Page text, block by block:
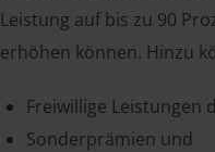
Leistung auf bis zu 90
erhöhen können. Hinzu
Freiwillige Leistungen
Sonderprämien und